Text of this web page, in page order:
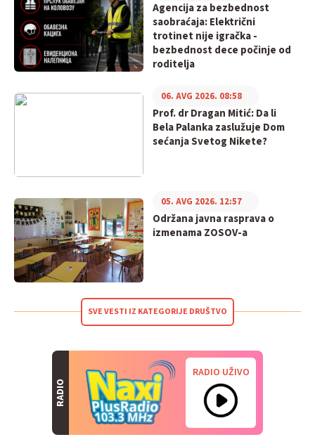
Agencija za bezbednost
saobraćaja: Električni
trotinet nije igračka -
bezbednost dece počinje od
roditelja
Prof. dr Dragan Mitić: Da li
Bela Palanka zaslužuje Dom
sećanja Svetog Nikete?
06. AVG 2026. 08:58
Održana javna rasprava o
izmenama ZOSOV-a
05. AVG 2026. 12:57
SVE VESTI IZ KATEGORIJE DRUŠTVO
RADIO
RADIO UŽIVO